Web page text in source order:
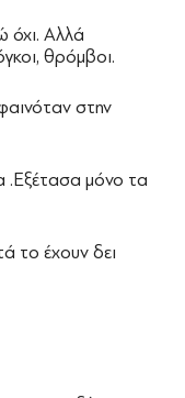
όχι. Αλλά
θρόμβοι.
στην
.Εξέτασα μόνο τα
το έχουν δει